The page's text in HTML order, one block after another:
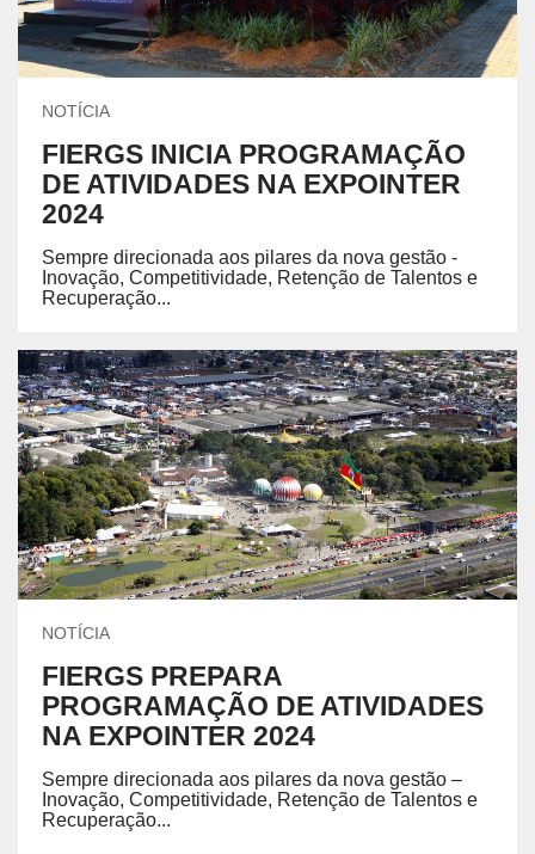
NOTÍCIA
FIERGS INICIA PROGRAMAÇÃO
DE ATIVIDADES NA EXPOINTER
2024
Sempre direcionada aos pilares da nova gestão -
Inovação, Competitividade, Retenção de Talentos e
Recuperação...
NOTÍCIA
FIERGS PREPARA
PROGRAMAÇÃO DE ATIVIDADES
NA EXPOINTER 2024
Sempre direcionada aos pilares da nova gestão –
Inovação, Competitividade, Retenção de Talentos e
Recuperação...